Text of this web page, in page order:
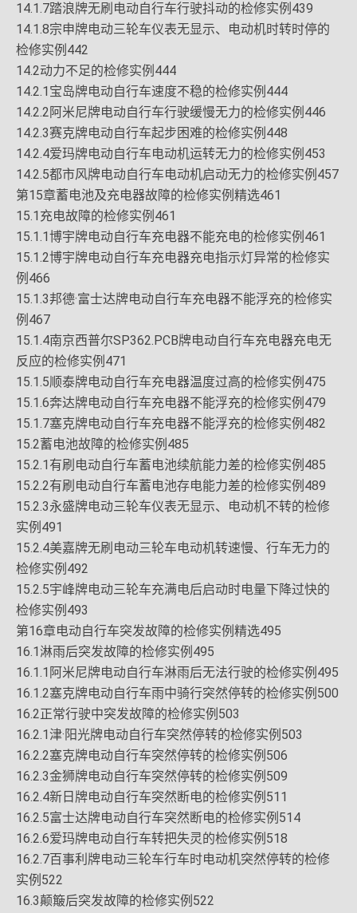
14.1.7踏浪牌无刷电动自行车行驶抖动的检修实例439
14.1.8宗申牌电动三轮车仪表无显示、电动机时转时停的
检修实例442
14.2动力不足的检修实例444
14.2.1宝岛牌电动自行车速度不稳的检修实例444
14.2.2阿米尼牌电动自行车行驶缓慢无力的检修实例446
14.2.3赛克牌电动自行车起步困难的检修实例448
14.2.4爱玛牌电动自行车电动机运转无力的检修实例453
14.2.5都市风牌电动自行车电动机启动无力的检修实例457
第15章蓄电池及充电器故障的检修实例精选461
15.1充电故障的检修实例461
15.1.1博宇牌电动自行车充电器不能充电的检修实例461
15.1.2博宇牌电动自行车充电器充电指示灯异常的检修实
例466
15.1.3邦德·富士达牌电动自行车充电器不能浮充的检修实
例467
15.1.4南京西普尔SP362.PCB牌电动自行车充电器充电无
反应的检修实例471
15.1.5顺泰牌电动自行车充电器温度过高的检修实例475
15.1.6奔达牌电动自行车充电器不能浮充的检修实例479
15.1.7塞克牌电动自行车充电器不能浮充的检修实例482
15.2蓄电池故障的检修实例485
15.2.1有刷电动自行车蓄电池续航能力差的检修实例485
15.2.2有刷电动自行车蓄电池存电能力差的检修实例489
15.2.3永盛牌电动三轮车仪表无显示、电动机不转的检修
实例491
15.2.4美嘉牌无刷电动三轮车电动机转速慢、行车无力的
检修实例492
15.2.5宇峰牌电动三轮车充满电后启动时电量下降过快的
检修实例493
第16章电动自行车突发故障的检修实例精选495
16.1淋雨后突发故障的检修实例495
16.1.1阿米尼牌电动自行车淋雨后无法行驶的检修实例495
16.1.2塞克牌电动自行车雨中骑行突然停转的检修实例500
16.2正常行驶中突发故障的检修实例503
16.2.1津·阳光牌电动自行车突然停转的检修实例503
16.2.2塞克牌电动自行车突然停转的检修实例506
16.2.3金狮牌电动自行车突然停转的检修实例509
16.2.4新日牌电动自行车突然断电的检修实例511
16.2.5富士达牌电动自行车突然断电的检修实例514
16.2.6爱玛牌电动自行车转把失灵的检修实例518
16.2.7百事利牌电动三轮车行车时电动机突然停转的检修
实例522
16.3颠簸后突发故障的检修实例522